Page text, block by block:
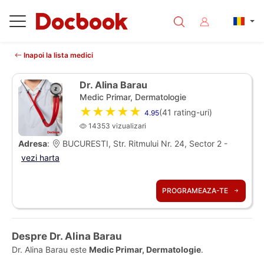
Inapoi la lista medici
Dr. Alina Barau
Medic Primar, Dermatologie
★★★★★ 4.95(41 rating-uri)
14353 vizualizari
Adresa:
BUCURESTI, Str. Ritmului Nr. 24, Sector 2 -
vezi harta
PROGRAMEAZA-TE
Despre Dr. Alina Barau
Dr. Alina Barau este Medic Primar, Dermatologie.